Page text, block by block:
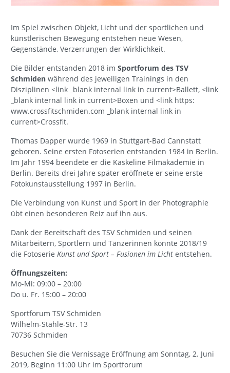
Im Spiel zwischen Objekt, Licht und der sportlichen und
künstlerischen Bewegung entstehen neue Wesen,
Gegenstände, Verzerrungen der Wirklichkeit.
Die Bilder entstanden 2018 im Sportforum des TSV
Schmiden während des jeweiligen Trainings in den
Disziplinen <link _blank internal link in current>Ballett, <link
_blank internal link in current>Boxen und <link https:
www.crossfitschmiden.com _blank internal link in
current>Crossfit.
Thomas Dapper wurde 1969 in Stuttgart-Bad Cannstatt
geboren. Seine ersten Fotoserien entstanden 1984 in Berlin.
Im Jahr 1994 beendete er die Kaskeline Filmakademie in
Berlin. Bereits drei Jahre später eröffnete er seine erste
Fotokunstausstellung 1997 in Berlin.
Die Verbindung von Kunst und Sport in der Photographie
übt einen besonderen Reiz auf ihn aus.
Dank der Bereitschaft des TSV Schmiden und seinen
Mitarbeitern, Sportlern und Tänzerinnen konnte 2018/19
die Fotoserie Kunst und Sport – Fusionen im Licht entstehen.
Öffnungszeiten:
Mo-Mi: 09:00 – 20:00
Do u. Fr. 15:00 – 20:00
Sportforum TSV Schmiden
Wilhelm-Stähle-Str. 13
70736 Schmiden
Besuchen Sie die Vernissage Eröffnung am Sonntag, 2. Juni
2019, Beginn 11:00 Uhr im Sportforum